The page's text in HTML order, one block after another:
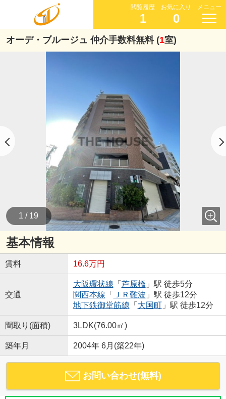
閲覧履歴
1
お気に入り
0
メニュー
オーデ・ブルージュ 仲介手数料無料 (1室)
1 / 19
基本情報
賃料 16.6万円
交通
大阪環状線 「 芦原橋 」駅 徒歩5分
関西本線 「 ＪＲ難波 」駅 徒歩12分
地下鉄御堂筋線 「 大国町」駅 徒歩12分
間取り(面積) 3LDK(76.00㎡)
築年月 2004年 6月(築22年)
お問い合わせ(無料)